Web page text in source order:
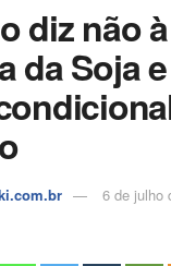
diz não à
da Soja
6 de julho